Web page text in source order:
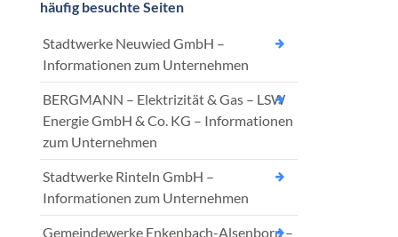
häufig besuchte Seiten
Stadtwerke Neuwied GmbH –
Informationen zum Unternehmen
BERGMANN – Elektrizität & Gas – LSW
Energie GmbH & Co. KG – Informationen
zum Unternehmen
Stadtwerke Rinteln GmbH –
Informationen zum Unternehmen
Gemeindewerke Enkenbach-Alsenborn –